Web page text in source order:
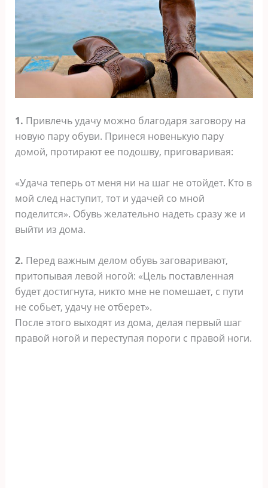
1. Привлечь удачу можно благодаря заговору на
новую пару обуви. Принеся новенькую пару
домой, протирают ее подошву, приговаривая:
«Удача теперь от меня ни на шаг не отойдет. Кто в
мой след наступит, тот и удачей со мной
поделится». Обувь желательно надеть сразу же и
выйти из дома.
2. Перед важным делом обувь заговаривают,
притопывая левой ногой: «Цель поставленная
будет достигнута, никто мне не помешает, с пути
не собьет, удачу не отберет».
После этого выходят из дома, делая первый шаг
правой ногой и переступая пороги с правой ноги.